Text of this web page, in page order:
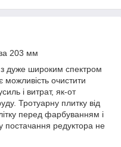
203 мм
дуже широким спектром
можливість очистити
і витрат, як-от
Тротуарну плитку від
перед фарбуванням і
постачання редуктора не